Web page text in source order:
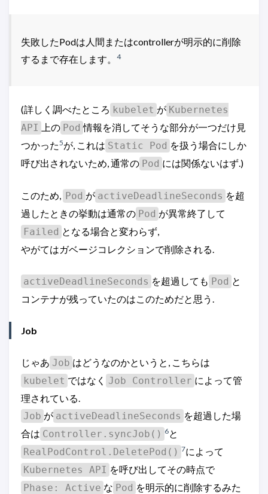
失敗したPodは人間またはcontrollerが明示的に削除
するまで存在します。
4
(詳しく調べたところ kubelet が Kubernetes
API
上の Pod 情報を消してそうな部分が一つだけ見
つかった5が, これは Static Pod を扱う場合にしか
呼び出されないため, 通常の Pod には関係ないはず.)
このため, Pod が activeDeadlineSeconds を超
過したときの挙動は通常の Pod が異常終了して
Failed となる場合と変わらず,
やがてはガベージコレクションで削除される.
activeDeadlineSeconds を超過しても Pod と
コンテナが残っていたのはこのためだと思う.
Job
じゃあ Job はどうなのかというと, こちらは
kubelet ではなく Job Controller によって管
理されている.
Job が activeDeadlineSeconds を超過した場
合は Controller.syncJob() 6と
RealPodControl.DeletePod() 7によって
Kubernetes API を呼び出してその時点で
Phase: Active な Pod を明示的に削除するみた